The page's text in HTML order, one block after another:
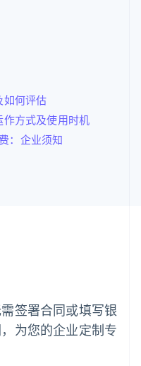
如何评估
方式及使用时机
：企业须知
签署合同或填写银
为您的企业定制专